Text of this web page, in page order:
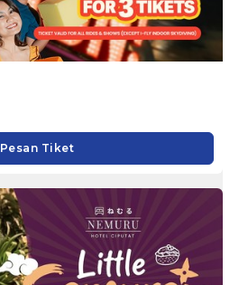
Pesan Tiket